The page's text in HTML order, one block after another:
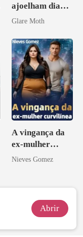
ajoelham diante
de mim
Glare Moth
A vingança da
ex-mulher
curvilínea
Nieves Gomez
Abrir